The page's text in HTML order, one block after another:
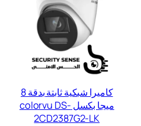
كاميرا شبكية ثابتة بدقة 8
ميجا بكسل colorvu DS-
2CD2387G2-LK